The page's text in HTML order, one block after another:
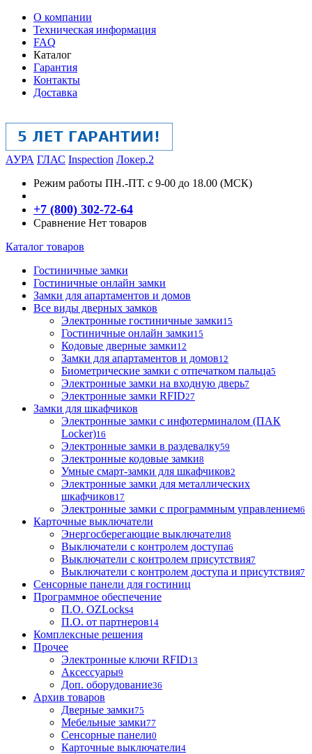
О компании
Техническая информация
FAQ
Каталог
Гарантия
Контакты
Доставка
АУРА ГЛАС Inspection Локер.2
Режим работы ПН.-ПТ. с 9-00 до 18.00 (МСК)
+7 (800) 302-72-64
Сравнение Нет товаров
Каталог товаров
Гостиничные замки
Гостиничные онлайн замки
Замки для апартаментов и домов
Все виды дверных замков
Электронные гостиничные замки15
Гостиничные онлайн замки15
Кодовые дверные замки12
Замки для апартаментов и домов12
Биометрические замки с отпечатком пальца5
Электронные замки на входную дверь7
Электронные замки RFID27
Замки для шкафчиков
Электронные замки с инфотерминалом (ПАК
Locker)16
Электронные замки в раздевалку59
Электронные кодовые замки8
Умные смарт-замки для шкафчиков2
Электронные замки для металлических
шкафчиков17
Электронные замки с программным управлением6
Карточные выключатели
Энергосберегающие выключатели8
Выключатели с контролем доступа6
Выключатели с контролем присутствия7
Выключатели с контролем доступа и присутствия7
Сенсорные панели для гостиниц
Программное обеспечение
П.О. OZLocks4
П.О. от партнеров14
Комплексные решения
Прочее
Электронные ключи RFID13
Аксессуары9
Доп. оборудование36
Архив товаров
Дверные замки75
Мебельные замки77
Сенсорные панели0
Карточные выключатели4